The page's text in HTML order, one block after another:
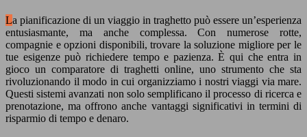
La pianificazione di un viaggio in traghetto può essere un’esperienza
entusiasmante, ma anche complessa. Con numerose rotte,
compagnie e opzioni disponibili, trovare la soluzione migliore per le
tue esigenze può richiedere tempo e pazienza. È qui che entra in
gioco un comparatore di traghetti online, uno strumento che sta
rivoluzionando il modo in cui organizziamo i nostri viaggi via mare.
Questi sistemi avanzati non solo semplificano il processo di ricerca e
prenotazione, ma offrono anche vantaggi significativi in termini di
risparmio di tempo e denaro.